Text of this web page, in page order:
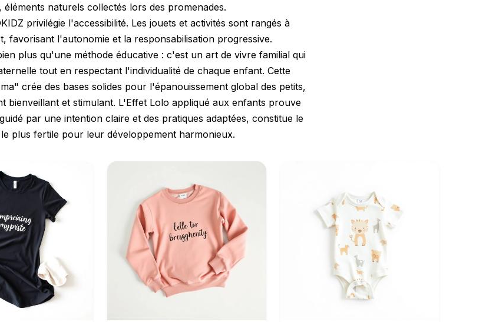
éléments naturels collectés lors des promenades.
privilégie l'accessibilité. Les jouets et activités sont rangés à
favorisant l'autonomie et la responsabilisation progressive.
plus qu'une méthode éducative : c'est un art de vivre familial qui
tout en respectant l'individualité de chaque enfant. Cette
crée des bases solides pour l'épanouissement global des petits,
bienveillant et stimulant. L'Effet Lolo appliqué aux enfants prouve
par une intention claire et des pratiques adaptées, constitue le
plus fertile pour leur développement harmonieux.